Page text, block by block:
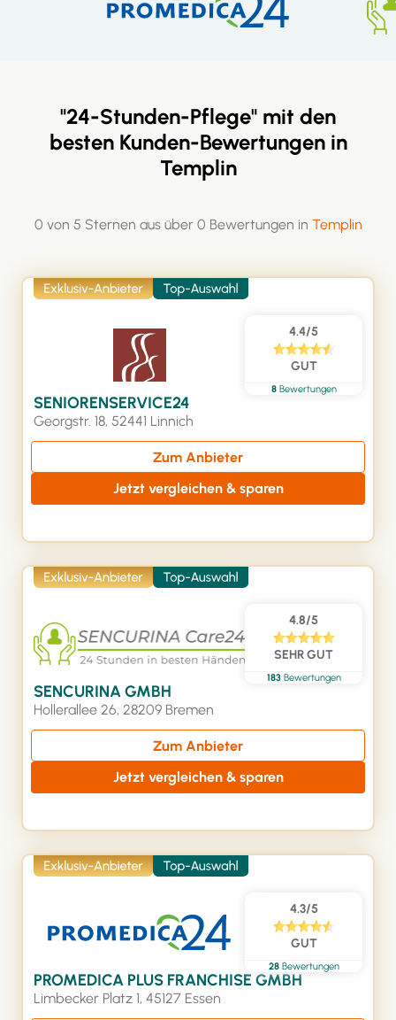
"24-Stunden-Pflege" mit den
besten Kunden-Bewertungen in
Templin
0 von 5 Sternen aus über 0 Bewertungen in Templin
4.4/5
GUT
8 Bewertungen
SENIORENSERVICE24
Georgstr. 18, 52441 Linnich
Zum Anbieter
Jetzt vergleichen & sparen
4.8/5
SEHR GUT
183 Bewertungen
SENCURINA GMBH
Hollerallee 26, 28209 Bremen
Zum Anbieter
Jetzt vergleichen & sparen
4.3/5
GUT
28 Bewertungen
PROMEDICA PLUS FRANCHISE GMBH
Limbecker Platz 1, 45127 Essen